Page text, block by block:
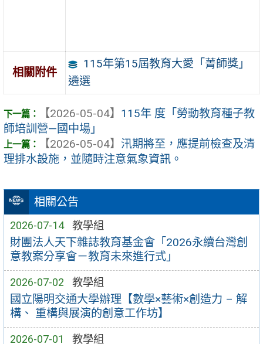
相關公告
2026-07-14 教學組
財團法人天下雜誌教育基金會「2026永續台灣創
意教案分享會－教育未來進行式」
2026-07-02 教學組
國立陽明交通大學辦理【數學×藝術×創造力 – 解
構、 重構與展演的創意工作坊】
2026-07-01 教學組
相關附件
115年第15屆教育大愛「菁師獎」
遴選
【2026-05-04】 115年 度「勞動教育種子教
師培訓營—國中場」
【2026-05-04】 汛期將至，應提前檢查及清
理排水設施，並隨時注意氣象資訊。